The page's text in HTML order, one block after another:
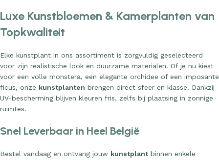
Luxe Kunstbloemen & Kamerplanten van
Topkwaliteit
Elke kunstplant in ons assortiment is zorgvuldig geselecteerd
voor zijn realistische look en duurzame materialen. Of je nu kiest
voor een volle monstera, een elegante orchidee of een imposante
ficus, onze kunstplanten brengen direct sfeer en klasse. Dankzij
UV-bescherming blijven kleuren fris, zelfs bij plaatsing in zonnige
ruimtes.
Snel Leverbaar in Heel België
Bestel vandaag en ontvang jouw kunstplantbinnen enkele